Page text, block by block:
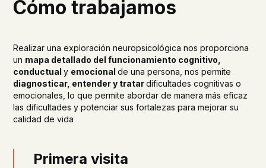
Cómo trabajamos
Realizar una exploración neuropsicológica nos proporciona
un mapa detallado del funcionamiento cognitivo,
conductualy emocionalde una persona, nos permite
diagnosticar, entender y tratardificultades cognitivas o
emocionales, lo que permite abordar de manera más eficaz
las dificultades y potenciar sus fortalezas para mejorar su
calidad de vida
Primera visita